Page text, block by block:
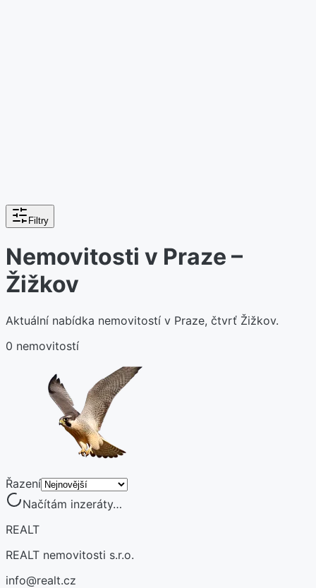
Filtry
Nemovitosti v Praze –
Žižkov
Aktuální nabídka nemovitostí v Praze, čtvrť Žižkov.
0 nemovitostí
Řazení
Načítám inzeráty…
REALT
REALT nemovitosti s.r.o.
info@realt.cz